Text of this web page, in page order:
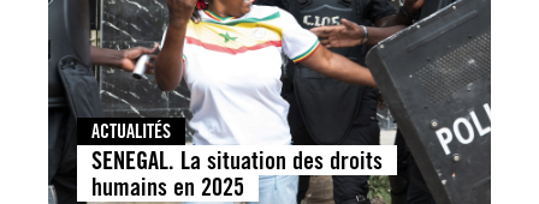
ACTUALITÉS
SENEGAL. La situation des droits
humains en 2025